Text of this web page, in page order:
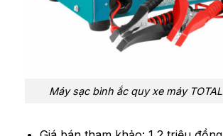
Máy sạc bình ắc quy xe máy TOTAL